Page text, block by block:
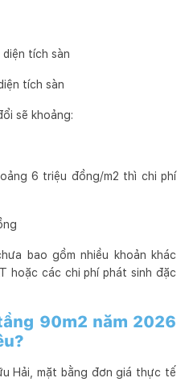
tích sàn
tích sàn
sẽ khoảng:
6 triệu đồng/m2 thì chi phí
bao gồm nhiều khoản khác
hoặc các chi phí phát sinh đặc
90m2 năm 2026
Hải, mặt bằng đơn giá thực tế